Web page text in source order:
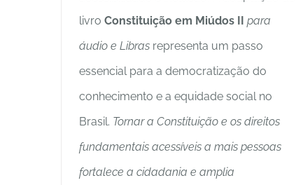
livro Constituição em Miúdos II para
áudio e Libras representa um passo
essencial para a democratização do
conhecimento e a equidade social no
Brasil. Tornar a Constituição e os direitos
fundamentais acessíveis a mais pessoas
fortalece a cidadania e amplia